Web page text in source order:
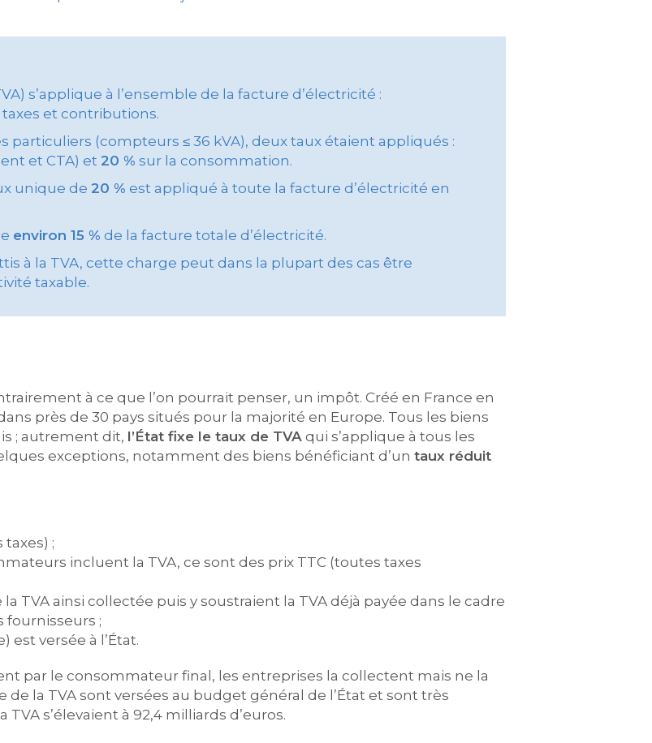
s’applique à l’ensemble de la facture d’électricité :
et contributions.
particuliers (compteurs ≤ 36 kVA), deux taux étaient appliqués :
et CTA) et 20 % sur la consommation.
unique de 20 % est appliqué à toute la facture d’électricité en
environ 15 % de la facture totale d’électricité.
à la TVA, cette charge peut dans la plupart des cas être
taxable.
à ce que l’on pourrait penser, un impôt. Créé en France en
près de 30 pays situés pour la majorité en Europe. Tous les biens
; autrement dit, l’État fixe le taux de TVA qui s’applique à tous les
exceptions, notamment des biens bénéficiant d’un taux réduit
;
incluent la TVA, ce sont des prix TTC (toutes taxes
TVA ainsi collectée puis y soustraient la TVA déjà payée dans le cadre
fournisseurs ;
est versée à l’État.
par le consommateur final, les entreprises la collectent mais ne la
la TVA sont versées au budget général de l’État et sont très
s’élevaient à 92,4 milliards d’euros.